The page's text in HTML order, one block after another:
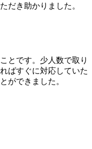
だき助かりました。
とです。少人数で取り
ばすぐに対応していた
ができました。